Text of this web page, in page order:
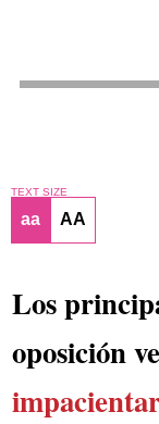
TEXT SIZE
aa AA
Los
oposición